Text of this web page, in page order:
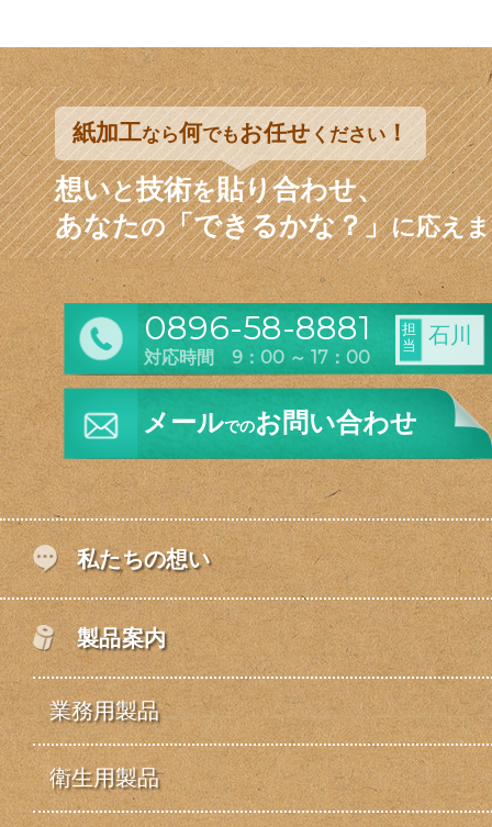
紙加工なら何でもお任せください！
想いと技術を貼り合わせ、
あなたの「できるかな？」に応え
0896-58-8881
対応時間 9：00 ～ 17：00
担
当
石川
メールでのお問い合わせ
私たちの想い
製品案内
業務用製品
衛生用製品